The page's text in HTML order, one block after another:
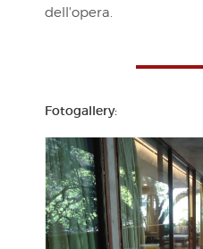
dell'opera.
Fotogallery: